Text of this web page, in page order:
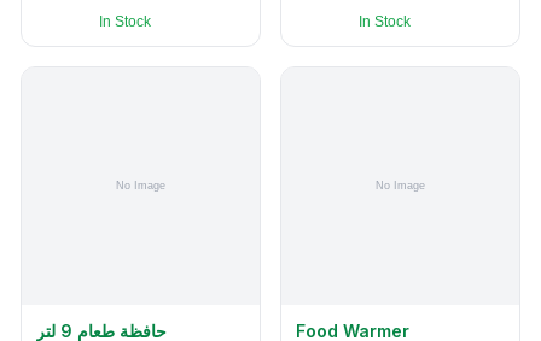
In Stock In Stock
حافظة طعام 9 لتر Food Warmer